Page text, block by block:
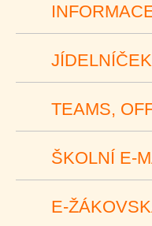
JÍDELNÍČEK
TEAMS,
ŠKOLNÍ E-
E-